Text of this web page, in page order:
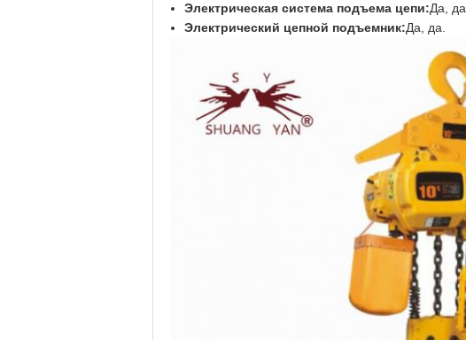
Электрическая система подъема цепи:Да, да.
Электрический цепной подъемник:Да, да.